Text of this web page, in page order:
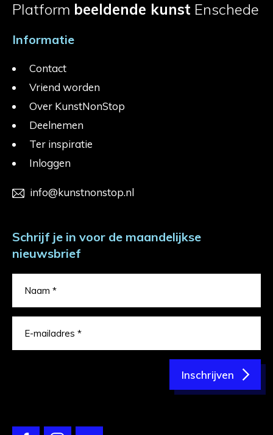
Platform beeldende kunst Enschede
Informatie
Contact
Vriend worden
Over KunstNonStop
Deelnemen
Ter inspiratie
Inloggen
info@kunstnonstop.nl
Schrijf je in voor de maandelijkse
nieuwsbrief
Inschrijven